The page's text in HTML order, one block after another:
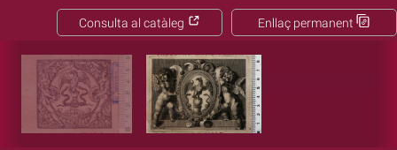
Enllaç permanent
Consulta al catàleg